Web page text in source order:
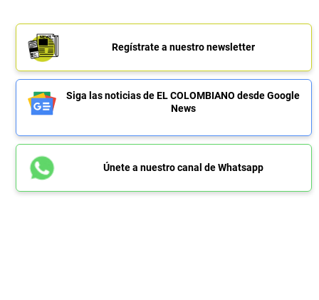
Regístrate a nuestro newsletter
Siga las noticias de EL COLOMBIANO desde Google
News
Únete a nuestro canal de Whatsapp